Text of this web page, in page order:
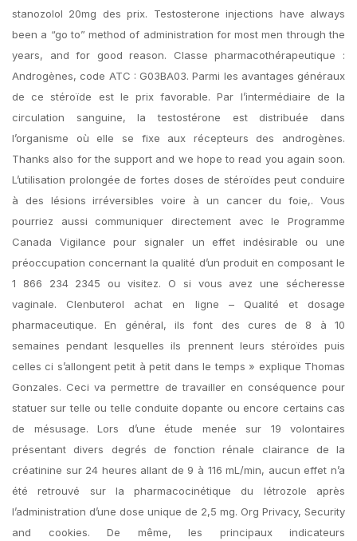
stanozolol 20mg des prix. Testosterone injections have always
been a “go to” method of administration for most men through the
years, and for good reason. Classe pharmacothérapeutique :
Androgènes, code ATC : G03BA03. Parmi les avantages généraux
de ce stéroïde est le prix favorable. Par l’intermédiaire de la
circulation sanguine, la testostérone est distribuée dans
l’organisme où elle se fixe aux récepteurs des androgènes.
Thanks also for the support and we hope to read you again soon.
L’utilisation prolongée de fortes doses de stéroïdes peut conduire
à des lésions irréversibles voire à un cancer du foie,. Vous
pourriez aussi communiquer directement avec le Programme
Canada Vigilance pour signaler un effet indésirable ou une
préoccupation concernant la qualité d’un produit en composant le
1 866 234 2345 ou visitez. O si vous avez une sécheresse
vaginale. Clenbuterol achat en ligne – Qualité et dosage
pharmaceutique. En général, ils font des cures de 8 à 10
semaines pendant lesquelles ils prennent leurs stéroïdes puis
celles ci s’allongent petit à petit dans le temps » explique Thomas
Gonzales. Ceci va permettre de travailler en conséquence pour
statuer sur telle ou telle conduite dopante ou encore certains cas
de mésusage. Lors d’une étude menée sur 19 volontaires
présentant divers degrés de fonction rénale clairance de la
créatinine sur 24 heures allant de 9 à 116 mL/min, aucun effet n’a
été retrouvé sur la pharmacocinétique du létrozole après
l’administration d’une dose unique de 2,5 mg. Org Privacy, Security
and cookies. De même, les principaux indicateurs